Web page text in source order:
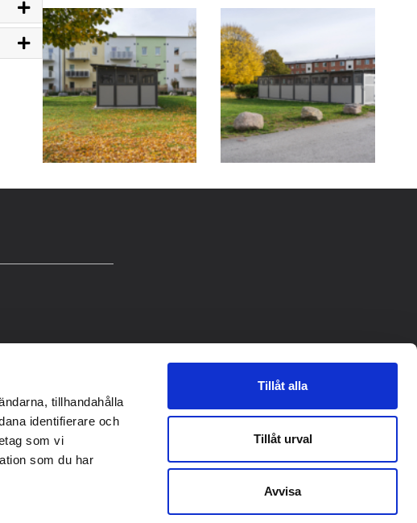
tillhandahålla
identifierare och
som vi
som du har
Tillåt alla
Tillåt urval
Avvisa